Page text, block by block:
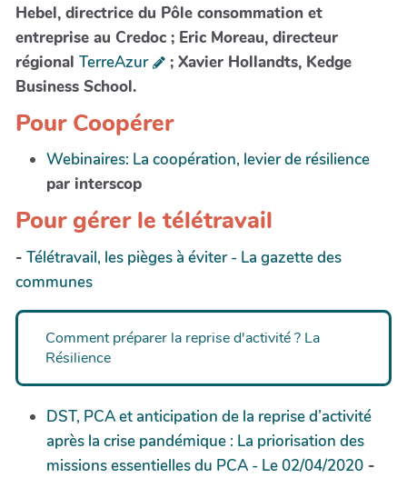
Hebel, directrice du Pôle consommation et
entreprise au Credoc ; Eric Moreau, directeur
régional TerreAzur
; Xavier Hollandts, Kedge
Business School.
Pour Coopérer
Webinaires: La coopération, levier de résilience
par interscop
Pour gérer le télétravail
- Télétravail, les pièges à éviter - La gazette des
communes
Comment préparer la reprise d'activité ? La
Résilience
DST, PCA et anticipation de la reprise d’activité
après la crise pandémique : La priorisation des
missions essentielles du PCA - Le 02/04/2020 -